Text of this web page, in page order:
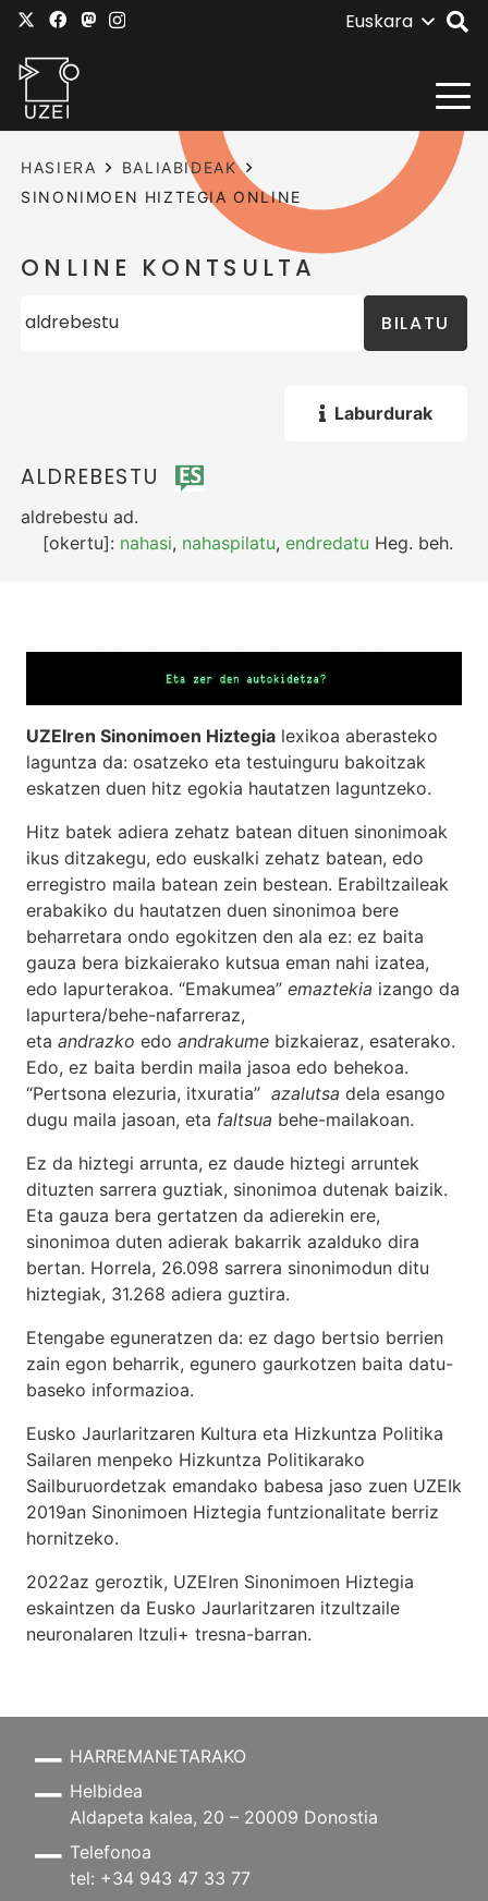
Euskara
HASIERA
BALIABIDEAK
SINONIMOEN HIZTEGIA ONLINE
ONLINE KONTSULTA
BILATU
Laburdurak
ALDREBESTU
aldrebestu ad.
[okertu]: nahasi, nahaspilatu,endredatu Heg. beh.
UZEIren Sinonimoen Hiztegia lexikoa aberasteko
laguntza da: osatzeko eta testuinguru bakoitzak
eskatzen duen hitz egokia hautatzen laguntzeko.
Hitz batek adiera zehatz batean dituen sinonimoak
ikus ditzakegu, edo euskalki zehatz batean, edo
erregistro maila batean zein bestean. Erabiltzaileak
erabakiko du hautatzen duen sinonimoa bere
beharretara ondo egokitzen den ala ez: ez baita
gauza bera bizkaierako kutsua eman nahi izatea,
edo lapurterakoa. “Emakumea” emaztekia izango da
lapurtera/behe-nafarreraz,
eta andrazko edo andrakume bizkaieraz, esaterako.
Edo, ez baita berdin maila jasoa edo behekoa.
“Pertsona elezuria, itxuratia” azalutsa dela esango
dugu maila jasoan, eta faltsua behe-mailakoan.
Ez da hiztegi arrunta, ez daude hiztegi arruntek
dituzten sarrera guztiak, sinonimoa dutenak baizik.
Eta gauza bera gertatzen da adierekin ere,
sinonimoa duten adierak bakarrik azalduko dira
bertan. Horrela, 26.098 sarrera sinonimodun ditu
hiztegiak, 31.268 adiera guztira.
Etengabe eguneratzen da: ez dago bertsio berrien
zain egon beharrik, egunero gaurkotzen baita datu-
baseko informazioa.
Eusko Jaurlaritzaren Kultura eta Hizkuntza Politika
Sailaren menpeko Hizkuntza Politikarako
Sailburuordetzak emandako babesa jaso zuen UZEIk
2019an Sinonimoen Hiztegia funtzionalitate berriz
hornitzeko.
2022az geroztik, UZEIren Sinonimoen Hiztegia
eskaintzen da Eusko Jaurlaritzaren itzultzaile
neuronalaren Itzuli+ tresna-barran.
HARREMANETARAKO
Helbidea
Aldapeta kalea, 20 – 20009 Donostia
Telefonoa
tel: +34 943 47 33 77